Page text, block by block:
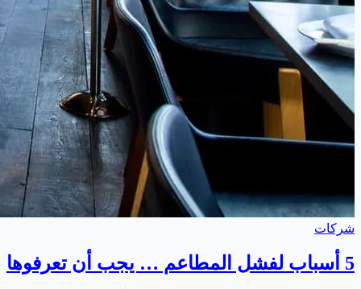
شركات
5 أسباب لفشل المطاعم … يجب أن تعرفوها